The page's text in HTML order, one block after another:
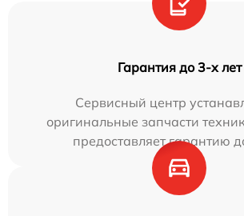
Гарантия до 3-х лет
Сервисный центр
оригинальные запчасти
предоставляет гарантию